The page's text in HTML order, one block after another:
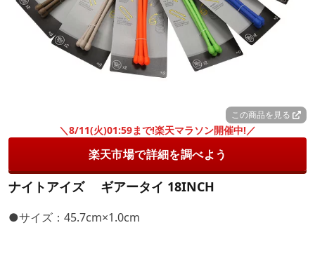
この商品を見る
＼8/11(火)01:59まで!楽天マラソン開催中!／
楽天市場で詳細を調べよう
ナイトアイズ ギアータイ 18INCH
●サイズ：45.7cm×1.0cm